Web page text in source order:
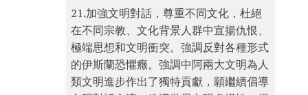
21.加強文明對話，尊重不同文化，杜絕
在不同宗教、文化背景人群中宣揚仇恨、
極端思想和文明衝突。強調反對各種形式
的伊斯蘭恐懼癥。強調中阿兩大文明為人
類文明進步作出了獨特貢獻，願繼續倡導